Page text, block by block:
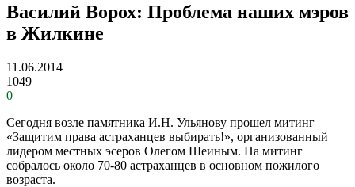
Василий Ворох: Проблема наших мэров
в Жилкине
11.06.2014
1049
0
Сегодня возле памятника И.Н. Ульянову прошел митинг
«Защитим права астраханцев выбирать!», организованный
лидером местных эсеров Олегом Шеиным. На митинг
собралось около 70-80 астраханцев в основном пожилого
возраста.